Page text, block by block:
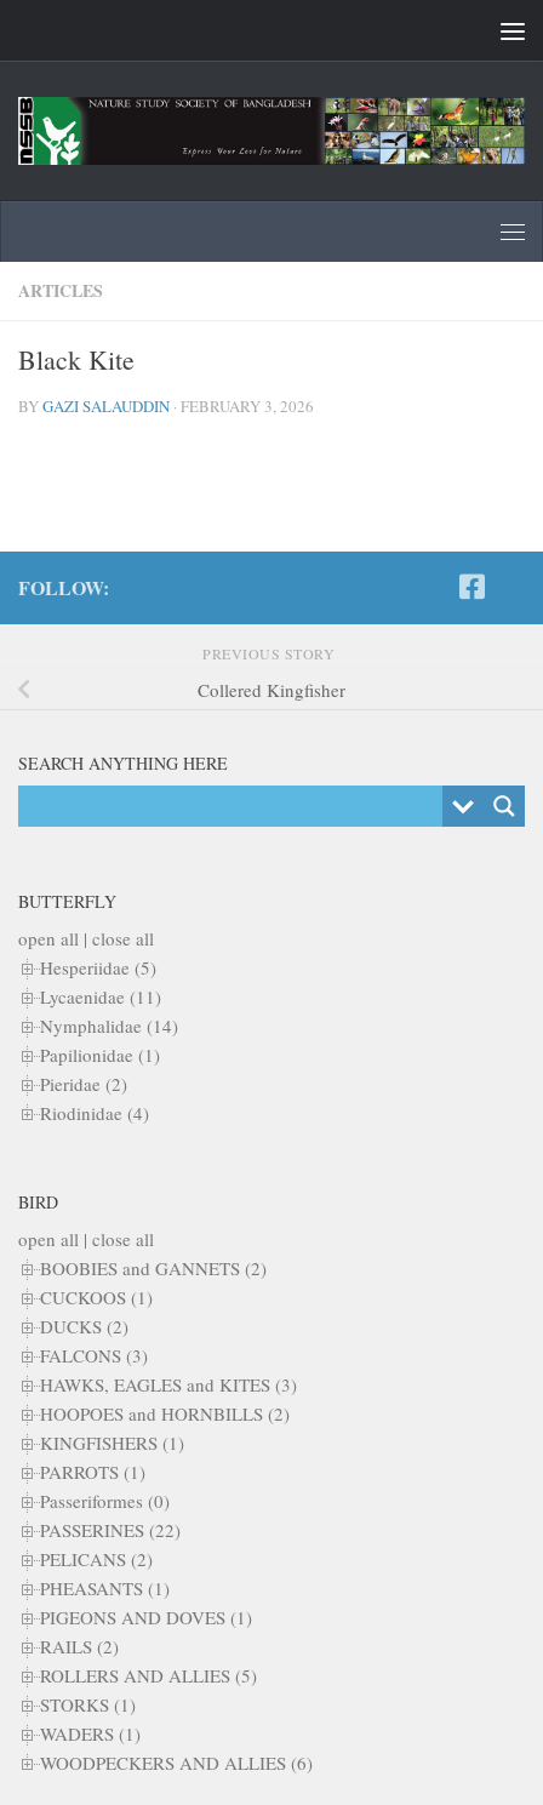
ARTICLES
Black Kite
BYGAZI SALAUDDIN · FEBRUARY 3, 2026
FOLLOW:
PREVIOUS STORY
Collered Kingfisher
SEARCH ANYTHING HERE
BUTTERFLY
open all | close all
Hesperiidae (5)
Lycaenidae (11)
Nymphalidae (14)
Papilionidae (1)
Pieridae (2)
Riodinidae (4)
BIRD
open all | close all
BOOBIES and GANNETS (2)
CUCKOOS (1)
DUCKS (2)
FALCONS (3)
HAWKS, EAGLES and KITES (3)
HOOPOES and HORNBILLS (2)
KINGFISHERS (1)
PARROTS (1)
Passeriformes (0)
PASSERINES (22)
PELICANS (2)
PHEASANTS (1)
PIGEONS AND DOVES (1)
RAILS (2)
ROLLERS AND ALLIES (5)
STORKS (1)
WADERS (1)
WOODPECKERS AND ALLIES (6)